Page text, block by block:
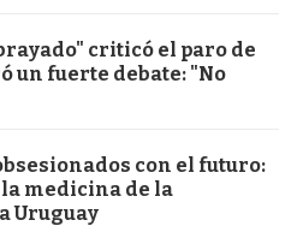
criticó el paro de
un fuerte debate: "No
con el futuro:
medicina de la
Uruguay